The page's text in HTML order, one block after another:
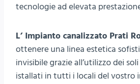
tecnologie ad elevata
L’ Impianto canalizzato Prati
ottenere una linea estetica
invisibile grazie all’utilizzo dei
istallati in tutti i locali del vostro